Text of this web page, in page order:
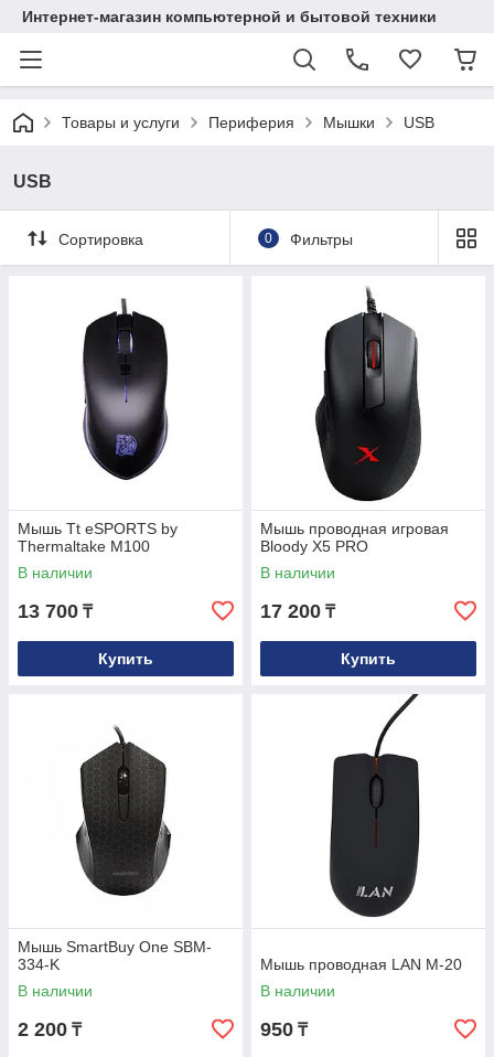
Интернет-магазин компьютерной и бытовой техники
Товары и услуги Периферия Мышки USB
USB
Сортировка 0 Фильтры
Мышь Tt eSPORTS by
Thermaltake M100
В наличии
13 700 ₸
Купить
Мышь проводная игровая
Bloody X5 PRO
В наличии
17 200 ₸
Купить
Мышь SmartBuy One SBM-
334-K
В наличии
2 200 ₸
Мышь проводная LAN M-20
В наличии
950 ₸